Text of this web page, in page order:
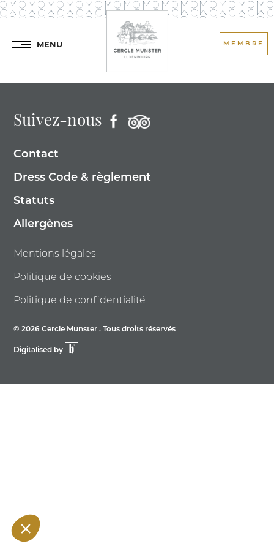
MENU MEMBRE
Suivez-nous
Contact
Dress Code & règlement
Statuts
Allergènes
Mentions légales
Politique de cookies
Politique de confidentialité
© 2026 Cercle Munster . Tous droits réservés
Digitalised by